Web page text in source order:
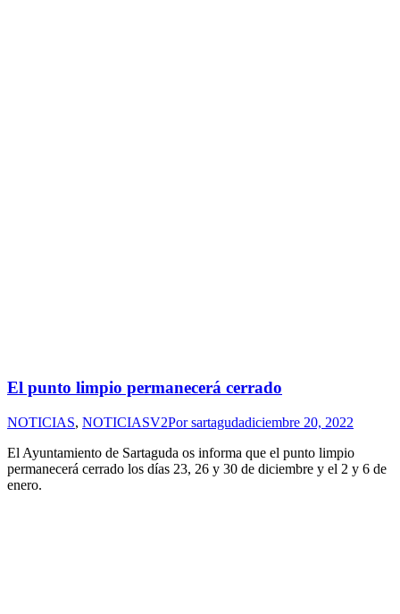
El punto limpio permanecerá cerrado
NOTICIAS, NOTICIASV2Porsartagudadiciembre 20, 2022
El Ayuntamiento de Sartaguda os informa que el punto limpio
permanecerá cerrado los días 23, 26 y 30 de diciembre y el 2 y 6 de
enero.